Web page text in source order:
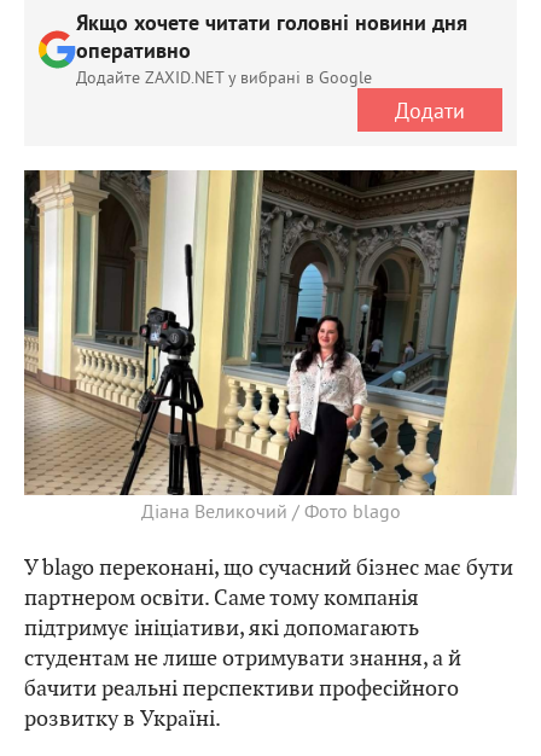
Якщо хочете читати головні новини дня
оперативно
Додайте ZAXID.NET у вибрані в Google
Додати
Діана Великочий / Фото blago
У blago переконані, що сучасний бізнес має бути
партнером освіти. Саме тому компанія
підтримує ініціативи, які допомагають
студентам не лише отримувати знання, а й
бачити реальні перспективи професійного
розвитку в Україні.